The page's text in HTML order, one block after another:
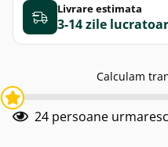
Livrare estimata
3-14 zile
Calculam
24 persoane